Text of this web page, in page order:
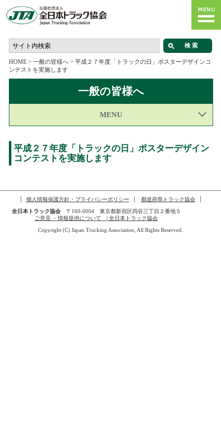
HOME> 一般の皆様へ> 平成２７年度「トラックの日」ポスターデザインコ
ンテストを実施します
一般の皆様へ
MENU
平成２７年度「トラックの日」ポスターデザイン
コンテストを実施します
個人情報保護方針・プライバシーポリシー
都道府県トラック協会
全日本トラック協会〒160-0004 東京都新宿区四谷三丁目２番地５
ご意見 ・情報提供について | 全日本トラック協会
Copyright (C) Japan Trucking Association, All Rights Reserved.